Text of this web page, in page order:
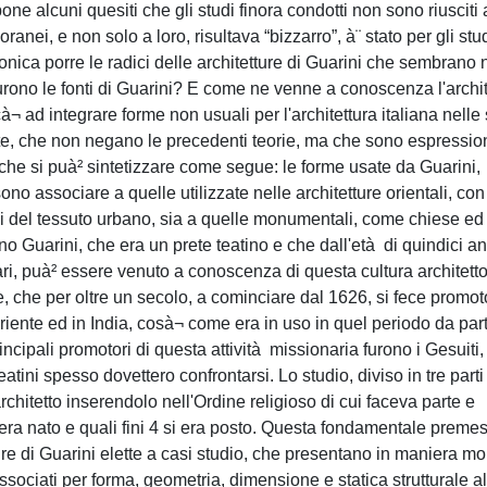
alcuni quesiti che gli studi finora condotti non sono riusciti
e non solo a loro, risultava “bizzarro”, à¨ stato per gli
porre le radici delle architetture di Guarini che sembrano
le fonti di Guarini? E come ne venne a conoscenza
ad integrare forme non usuali per l'architettura italiana nelle
che non negano le precedenti teorie, ma che sono
si puà² sintetizzare come segue: le forme usate da Guarini,
associare a quelle utilizzate nelle architetture orientali, con
tessuto urbano, sia a quelle monumentali, come chiese ed
Guarini, che era un prete teatino e che dall'età di quindici
puà² essere venuto a conoscenza di questa cultura
che per oltre un secolo, a cominciare dal 1626, si fece
ed in India, cosà¬ come era in uso in quel periodo da
promotori di questa attività missionaria furono i Gesuiti,
spesso dovettero confrontarsi. Lo studio, diviso in tre parti
inserendolo nell'Ordine religioso di cui faceva parte e
nato e quali fini 4 si era posto. Questa fondamentale
di Guarini elette a casi studio, che presentano in maniera
per forma, geometria, dimensione e statica strutturale